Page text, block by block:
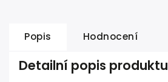
Popis Hodnocení
Detailní popis produktu